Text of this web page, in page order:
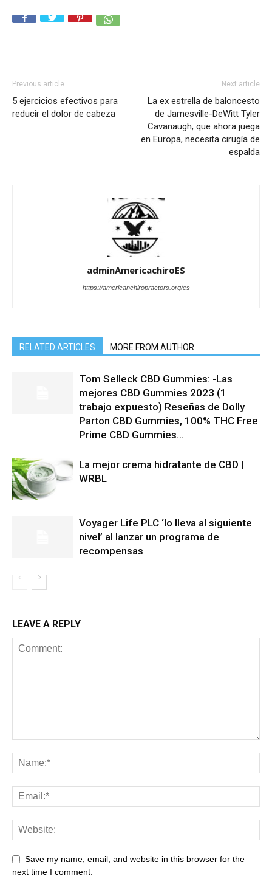
Previous article
5 ejercicios efectivos para
reducir el dolor de cabeza
Next article
La ex estrella de baloncesto
de Jamesville-DeWitt Tyler
Cavanaugh, que ahora juega
en Europa, necesita cirugía de
espalda
adminAmericachiroES
https://americanchiropractors.org/es
RELATED ARTICLES MORE FROM AUTHOR
Tom Selleck CBD Gummies: -Las
mejores CBD Gummies 2023 (1
trabajo expuesto) Reseñas de Dolly
Parton CBD Gummies, 100% THC Free
Prime CBD Gummies...
La mejor crema hidratante de CBD |
WRBL
Voyager Life PLC ‘lo lleva al siguiente
nivel’ al lanzar un programa de
recompensas
LEAVE A REPLY
Save my name, email, and website in this browser for the
next time I comment.